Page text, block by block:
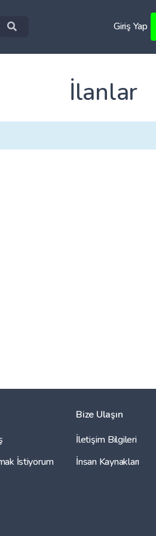
Giriş Yap
İlanlar
İstiyorum
Bize Ulaşın
İletişim Bilgileri
İnsan Kaynakları